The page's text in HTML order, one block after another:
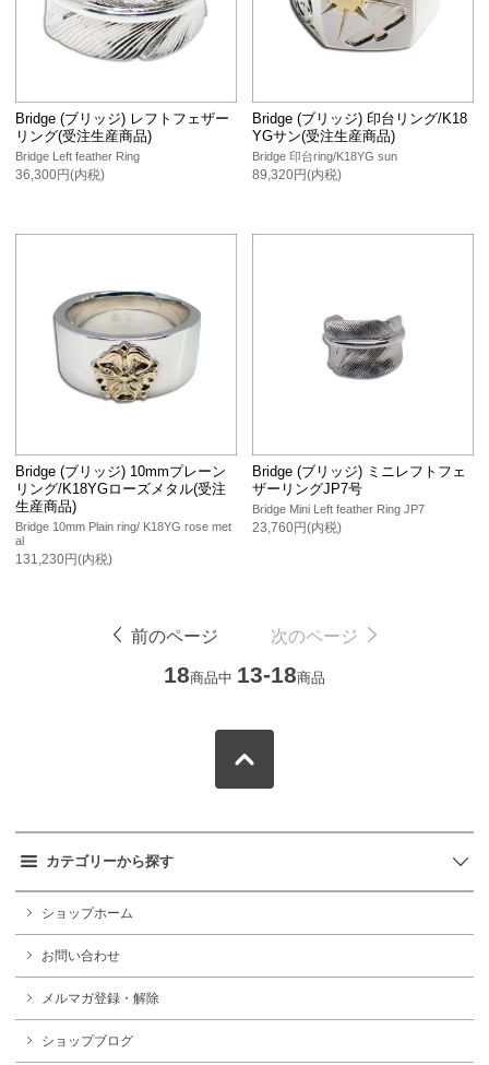
Bridge (ブリッジ) レフトフェザー
リング(受注生産商品)
Bridge Left feather Ring
36,300円(内税)
Bridge (ブリッジ) 印台リング/K18
YGサン(受注生産商品)
Bridge 印台ring/K18YG sun
89,320円(内税)
Bridge (ブリッジ) 10mmプレーン
リング/K18YGローズメタル(受注
生産商品)
Bridge 10mm Plain ring/ K18YG rose met
al
131,230円(内税)
Bridge (ブリッジ) ミニレフトフェ
ザーリングJP7号
Bridge Mini Left feather Ring JP7
23,760円(内税)
前のページ 次のページ
18商品中 13-18商品
カテゴリーから探す
ショップホーム
お問い合わせ
メルマガ登録・解除
ショップブログ